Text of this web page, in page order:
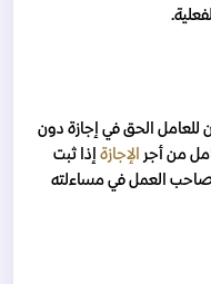
للعامل الحق في إجازة دون
من أجر الإجازة إذا ثبت
صاحب العمل في مساءلته